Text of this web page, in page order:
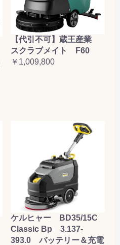
【代引不可】蔵王産業
スクラブメイト F60
￥1,009,800
ケルヒャー BD35/15C
Classic Bp 3.137-
393.0 バッテリー＆充電